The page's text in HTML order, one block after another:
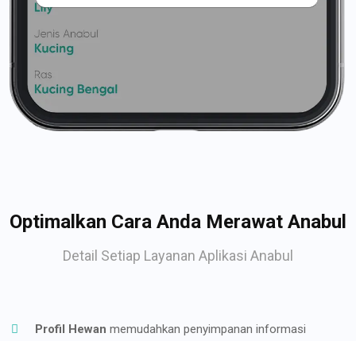
Optimalkan Cara Anda Merawat Anabul
Detail Setiap Layanan Aplikasi Anabul
Profil Hewan memudahkan penyimpanan informasi